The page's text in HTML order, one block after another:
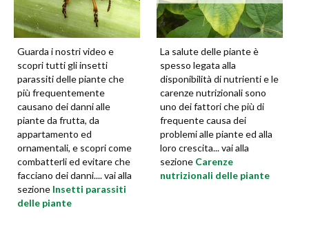
Guarda i nostri video e
scopri tutti gli insetti
parassiti delle piante che
più frequentemente
causano dei danni alle
piante da frutta, da
appartamento ed
ornamentali, e scopri come
combatterli ed evitare che
facciano dei danni.... vai alla
sezione Insetti parassiti
delle piante
La salute delle piante è
spesso legata alla
disponibilità di nutrienti e le
carenze nutrizionali sono
uno dei fattori che più di
frequente causa dei
problemi alle piante ed alla
loro crescita... vai alla
sezione Carenze
nutrizionali delle piante